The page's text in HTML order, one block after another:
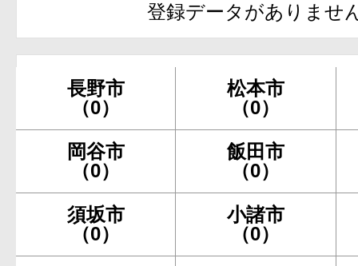
登録データがありませ
長野市
（0）
松本市
（0）
岡谷市
（0）
飯田市
（0）
須坂市
（0）
小諸市
（0）